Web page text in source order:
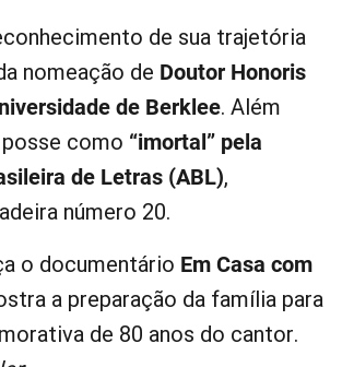
de sua trajetória
nomeação de Doutor Honoris
de Berklee. Além
como “imortal” pela
de Letras (ABL),
número 20.
o documentário Em Casa com
a preparação da família para
de 80 anos do cantor.